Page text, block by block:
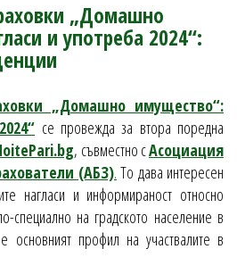
„Домашно
и употреба 2024“:
„Домашно имущество“:
се провежда за втора поредна
, съвместно сАсоциация
(АБЗ). То дава интересен
нагласи и информираност относно
специално на градското население в
основният профил на участвалите в